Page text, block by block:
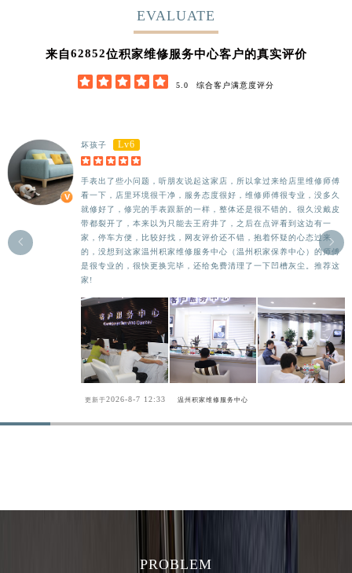
EVALUATE
来自62852位积家维修服务中心客户的真实评价
     5.0 综合客户满意度评分
坏孩子 Lv6
    
手表出了些小问题，听朋友说起这家店，所以拿过来给店里维修师傅
看一下，店里环境很干净，服务态度很好，维修师傅很专业，没多久
就修好了，修完的手表跟新的一样，整体还是很不错的。很久没戴皮
带都裂开了，本来以为只能去王府井了，之后在点评看到这边有一
家，停车方便，比较好找，网友评价还不错，抱着怀疑的心态过来
的，没想到这家温州积家维修服务中心（温州积家保养中心）的师傅
是很专业的，很快更换完毕，还给免费清理了一下凹槽灰尘。推荐这
家!
更新于2026-8-7 12:33 温州积家维修服务中心


PROBLEM